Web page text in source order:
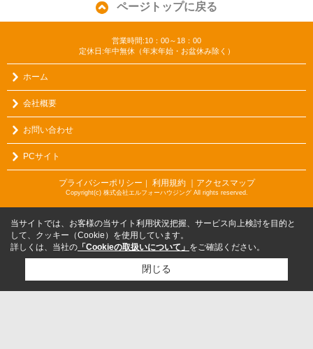
ページトップに戻る
営業時間:10：00～18：00
定休日:年中無休（年末年始・お盆休み除く）
ホーム
会社概要
お問い合わせ
PCサイト
プライバシーポリシー ｜ 利用規約 ｜アクセスマップ
Copyright(c) 株式会社エルフォーハウジング All rights reserved.
当サイトでは、お客様の当サイト利用状況把握、サービス向上検討を目的と
して、クッキー（Cookie）を使用しています。
詳しくは、当社の 「Cookieの取扱いについて」 をご確認ください。
閉じる